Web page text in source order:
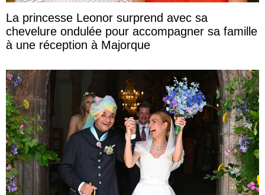
La princesse Leonor surprend avec sa
chevelure ondulée pour accompagner sa famille
à une réception à Majorque